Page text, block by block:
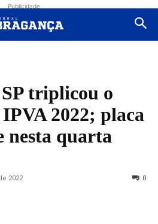
Publicidade
triplicou o
2022; placa
nesta quarta
2022 0